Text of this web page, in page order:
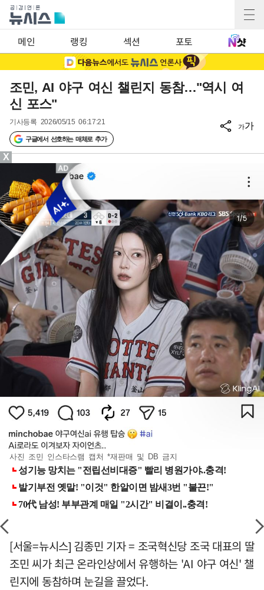
메인 랭킹 섹션 포토
조민, AI 야구 여신 챌린지 동참…"역시 여
신 포스"
기사등록 2026/05/15 06:17:21
구글에서 선호하는 매체로 추가
가가
사진 조민 인스타스램 캡처 *재판매 및 DB 금지
[서울=뉴시스] 김종민 기자 = 조국혁신당 조국 대표의 딸
조민 씨가 최근 온라인상에서 유행하는 'AI 야구 여신' 챌
린지에 동참하며 눈길을 끌었다.
X